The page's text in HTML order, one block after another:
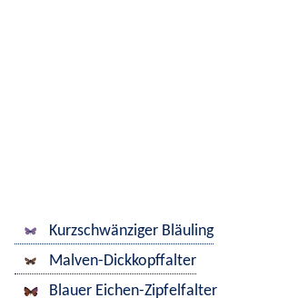
Kurzschwänziger Bläuling
Malven-Dickkopffalter
Blauer Eichen-Zipfelfalter